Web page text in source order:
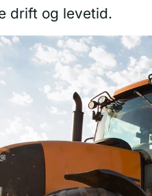
drift og levetid.